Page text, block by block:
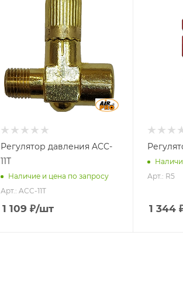
Регулятор давления ACC-
11T
Наличие и цена по запросу
Арт.: ACC-11T
1 109 ₽/шт
Арт.: R5
1 344